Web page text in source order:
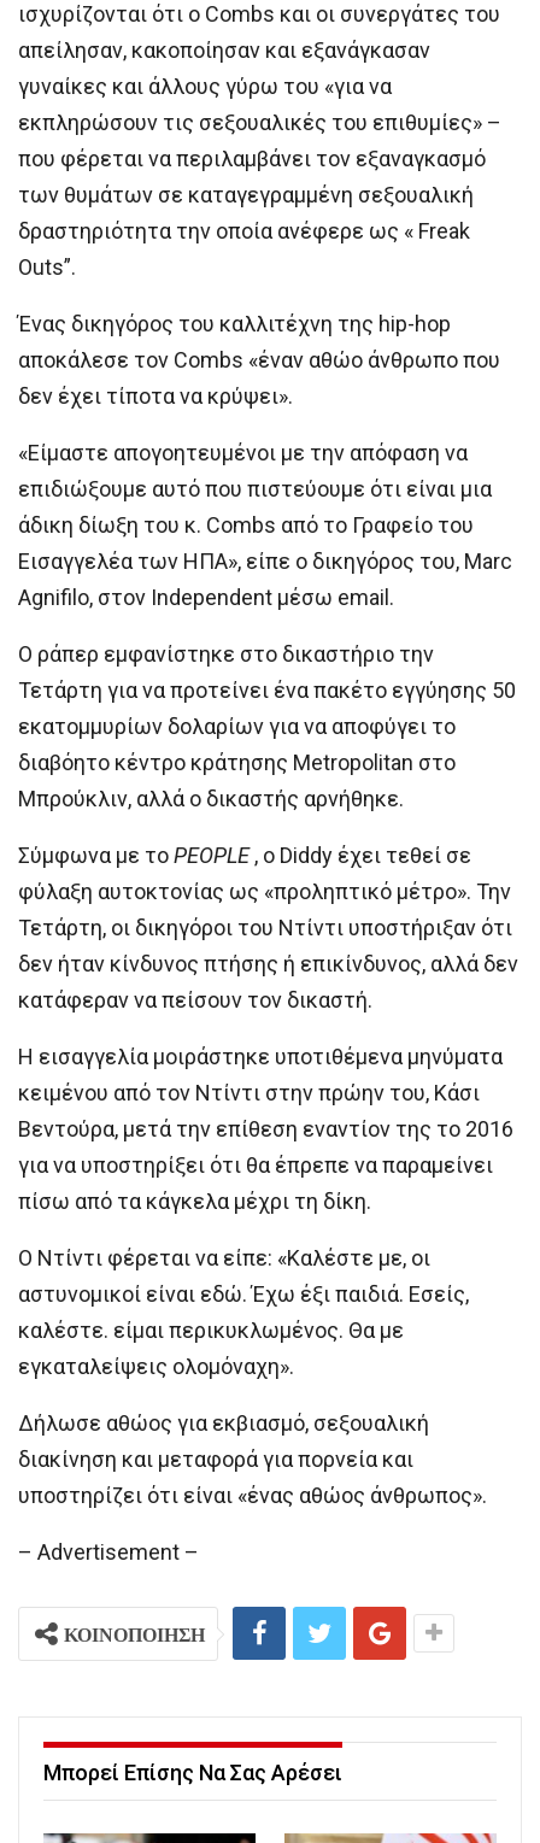
ισχυρίζονται ότι ο Combs και οι συνεργάτες του
απείλησαν, κακοποίησαν και εξανάγκασαν
γυναίκες και άλλους γύρω του «για να
εκπληρώσουν τις σεξουαλικές του επιθυμίες» –
που φέρεται να περιλαμβάνει τον εξαναγκασμό
των θυμάτων σε καταγεγραμμένη σεξουαλική
δραστηριότητα την οποία ανέφερε ως « Freak
Outs”.
Ένας δικηγόρος του καλλιτέχνη της hip-hop
αποκάλεσε τον Combs «έναν αθώο άνθρωπο που
δεν έχει τίποτα να κρύψει».
«Είμαστε απογοητευμένοι με την απόφαση να
επιδιώξουμε αυτό που πιστεύουμε ότι είναι μια
άδικη δίωξη του κ. Combs από το Γραφείο του
Εισαγγελέα των ΗΠΑ», είπε ο δικηγόρος του, Marc
Agnifilo, στον Independent μέσω email.
Ο ράπερ εμφανίστηκε στο δικαστήριο την
Τετάρτη για να προτείνει ένα πακέτο εγγύησης 50
εκατομμυρίων δολαρίων για να αποφύγει το
διαβόητο κέντρο κράτησης Metropolitan στο
Μπρούκλιν, αλλά ο δικαστής αρνήθηκε.
Σύμφωνα με τοPEOPLE, ο Diddy έχει τεθεί σε
φύλαξη αυτοκτονίας ως «προληπτικό μέτρο». Την
Τετάρτη, οι δικηγόροι του Ντίντι υποστήριξαν ότι
δεν ήταν κίνδυνος πτήσης ή επικίνδυνος, αλλά δεν
κατάφεραν να πείσουν τον δικαστή.
Η εισαγγελία μοιράστηκε υποτιθέμενα μηνύματα
κειμένου από τον Ντίντι στην πρώην του, Κάσι
Βεντούρα, μετά την επίθεση εναντίον της το 2016
για να υποστηρίξει ότι θα έπρεπε να παραμείνει
πίσω από τα κάγκελα μέχρι τη δίκη.
Ο Ντίντι φέρεται να είπε: «Καλέστε με, οι
αστυνομικοί είναι εδώ. Έχω έξι παιδιά. Εσείς,
καλέστε. είμαι περικυκλωμένος. Θα με
εγκαταλείψεις ολομόναχη».
Δήλωσε αθώος για εκβιασμό, σεξουαλική
διακίνηση και μεταφορά για πορνεία και
υποστηρίζει ότι είναι «ένας αθώος άνθρωπος».
– Advertisement –
ΚΟΙΝΟΠΟΙΗΣΗ
Μπορεί Επίσης Να Σας Αρέσει